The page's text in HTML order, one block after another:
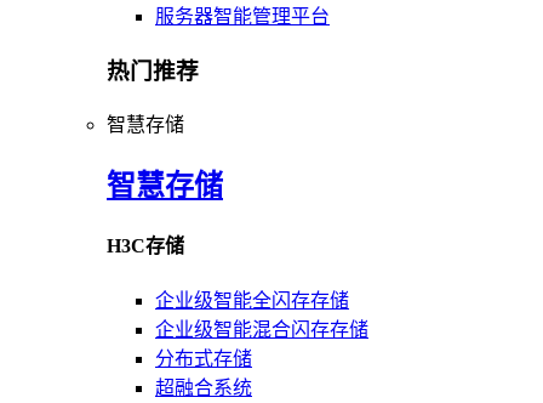
服务器智能管理平台
热门推荐
智慧存储
智慧存储
H3C存储
企业级智能全闪存存储
企业级智能混合闪存存储
分布式存储
超融合系统